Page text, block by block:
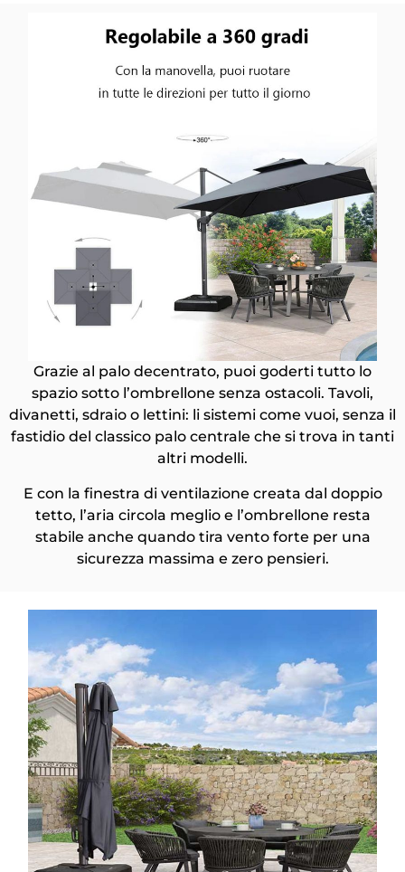
Grazie al palo decentrato, puoi goderti tutto lo
spazio sotto l’ombrellone senza ostacoli. Tavoli,
divanetti, sdraio o lettini: li sistemi come vuoi, senza il
fastidio del classico palo centrale che si trova in tanti
altri modelli.
E con la finestra di ventilazione creata dal doppio
tetto, l’aria circola meglio e l’ombrellone resta
stabile anche quando tira vento forte per una
sicurezza massima e zero pensieri.